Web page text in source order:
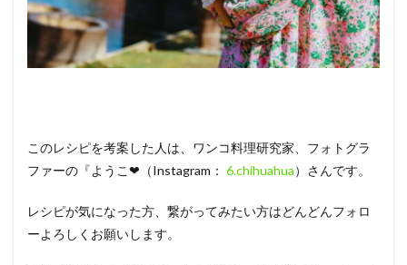
このレシピを考案した人は、ワンコ料理研究家、フォトグラ
ファーの『ようこ❤（Instagram： 6.chihuahua）さんです。
レシピが気になった方、繋がってみたい方はどんどんフォロ
ーよろしくお願いします。